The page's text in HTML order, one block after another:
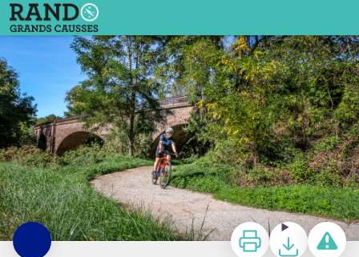
Gravel N°19 - Découverte du Gravel Saint-Affricain
ImprimerTéléchargerSignaler